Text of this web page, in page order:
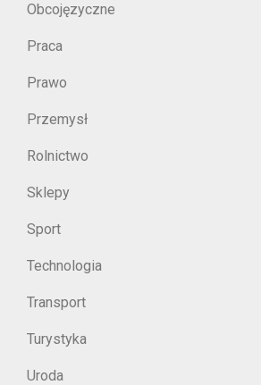
Obcojęzyczne
Praca
Prawo
Przemysł
Rolnictwo
Sklepy
Sport
Technologia
Transport
Turystyka
Uroda